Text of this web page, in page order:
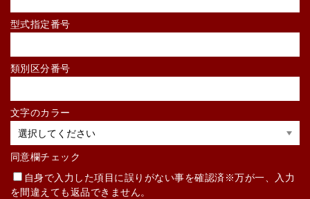
型式指定番号
類別区分番号
文字のカラー
同意欄チェック
自身で入力した項目に誤りがない事を確認済※万が一、入力
を間違えても返品できません。